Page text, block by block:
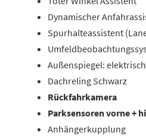
Dynamischer
Spurhalteassistent
Außenspiegel:
Dachreling Schwarz
Rückfahrkamera
Parksensoren vorne +
Anhängerkupplung